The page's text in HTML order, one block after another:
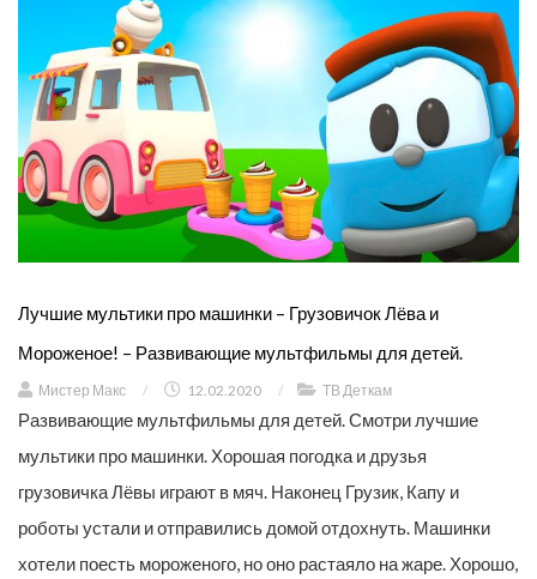
Лучшие мультики про машинки – Грузовичок Лёва и
Мороженое! – Развивающие мультфильмы для детей.
Мистер Макс / 12.02.2020 / ТВ Деткам
Развивающие мультфильмы для детей. Смотри лучшие
мультики про машинки. Хорошая погодка и друзья
грузовичка Лёвы играют в мяч. Наконец Грузик, Капу и
роботы устали и отправились домой отдохнуть. Машинки
хотели поесть мороженого, но оно растаяло на жаре. Хорошо,